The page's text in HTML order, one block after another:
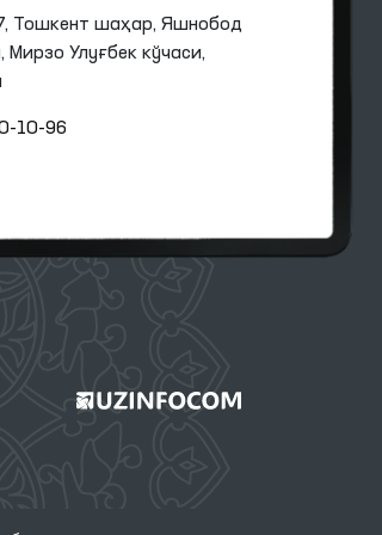
Тошкент шаҳар, Яшнобод
Мирзо Улуғбек кўчаси,
10-96